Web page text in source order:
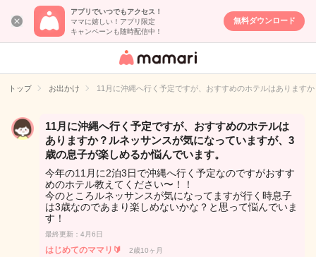
アプリでいつでもアクセス！
ママに嬉しい！アプリ限定
キャンペーンも随時配信中！
無料ダウンロード
女性専用匿名QA
イト
トップ お出かけ 11月に沖縄へ行く予定ですが、おすすめのホテルはあります
11月に沖縄へ行く予定ですが、おすすめのホテルは
ありますか？ルネッサンスが気になっていますが、3
歳の息子が楽しめるか悩んでいます。
今年の11月に2泊3日で沖縄へ行く予定なのですがおすす
めのホテル教えてください〜！！
今のところルネッサンスが気になってますが行く時息子
は3歳なのであまり楽しめないかな？と思って悩んでいま
す！
最終更新：4月6日
はじめてのママリ🔰 2歳10ヶ月